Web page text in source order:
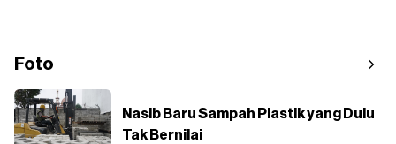
Foto
Nasib Baru Sampah Plastik yang Dulu
Tak Bernilai